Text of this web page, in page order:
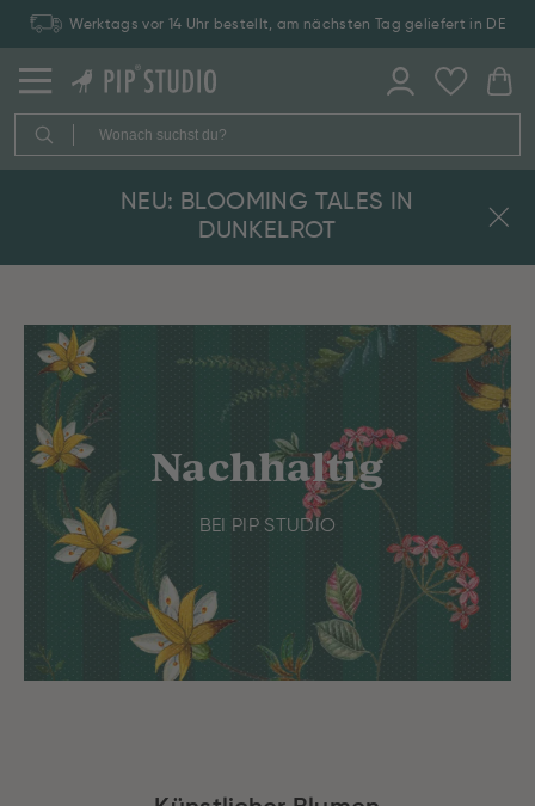
Werktags vor 14 Uhr bestellt, am nächsten Tag geliefert in DE
NEU: BLOOMING TALES IN
DUNKELROT
Nachhaltig
BEI PIP STUDIO